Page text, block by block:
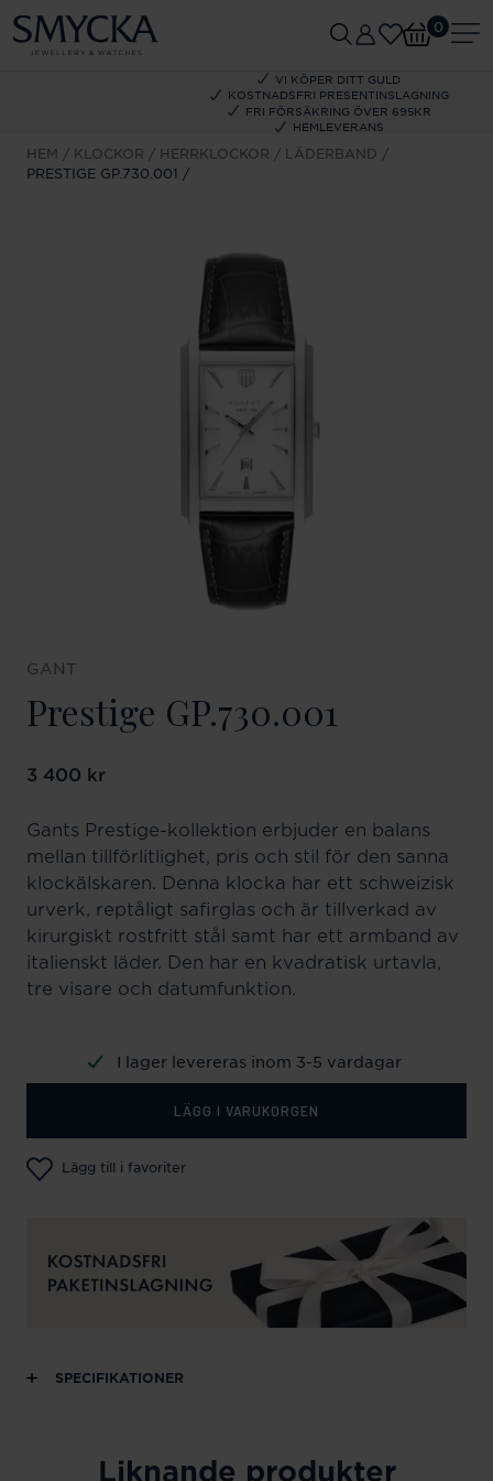
VI KÖPER DITT GULD
KOSTNADSFRI PRESENTINSLAGNING
FRI FÖRSÄKRING ÖVER 695KR
HEMLEVERANS
0
HEM KLOCKOR HERRKLOCKOR
LÄDERBAND
PRESTIGE GP.730.001
GANT
Prestige GP.730.001
Pris:3 400 kr
3 400 kr
Gants Prestige-kollektion erbjuder en balans
mellan tillförlitlighet, pris och stil för den sanna
klockälskaren. Denna klocka har ett schweizisk
urverk, reptåligt safirglas och är tillverkad av
kirurgiskt rostfritt stål samt har ett armband av
italienskt läder. Den har en kvadratisk urtavla,
tre visare och datumfunktion.
I lager levereras inom 3-5 vardagar
LÄGG I VARUKORGEN
Lägg till i favoriter
SPECIFIKATIONER
Liknande produkter